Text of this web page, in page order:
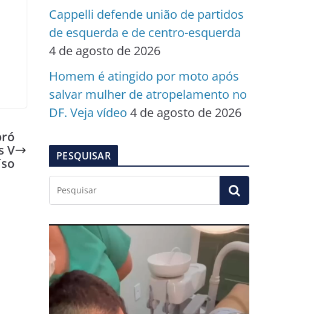
V
Cappelli defende união de partidos
de esquerda e de centro-esquerda
4 de agosto de 2026
Homem é atingido por moto após
salvar mulher de atropelamento no
DF. Veja vídeo 4 de agosto de 2026
PESQUISAR